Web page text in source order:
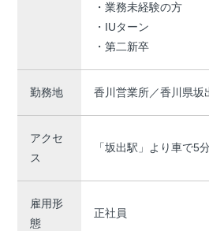
・業務未経験の方
・IUターン
・第二新卒
勤務地 香川営業所／香川県
アクセ
ス
「坂出駅」より車で5
雇用形
態
正社員